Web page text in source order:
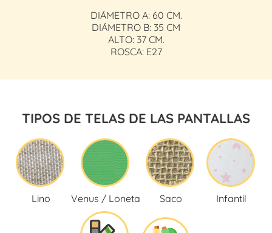
DIÁMETRO A: 60 CM.
DIÁMETRO B: 35 CM
ALTO: 37 CM.
ROSCA: E27
TIPOS DE TELAS DE LAS PANTALLAS
Lino Venus / Loneta Saco Infantil